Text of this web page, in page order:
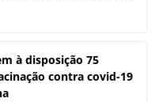
à disposição 75
contra covid-19